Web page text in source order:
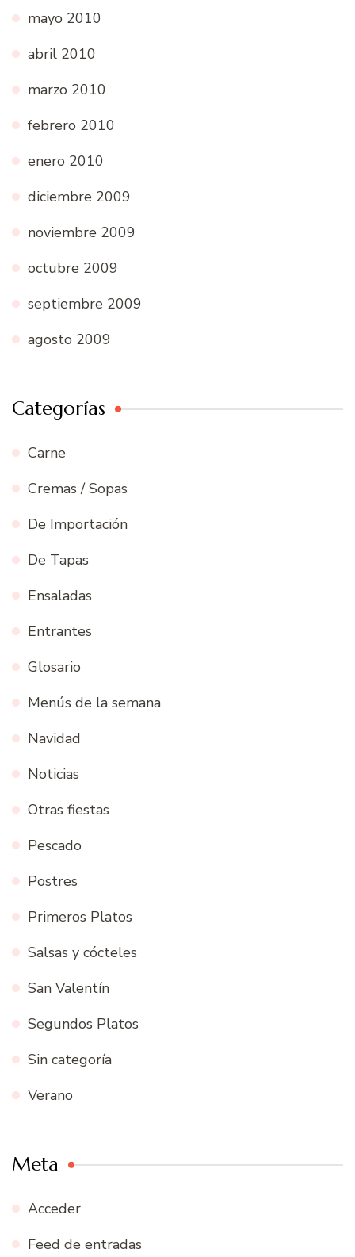
mayo 2010
abril 2010
marzo 2010
febrero 2010
enero 2010
diciembre 2009
noviembre 2009
octubre 2009
septiembre 2009
agosto 2009
Categorías
Carne
Cremas / Sopas
De Importación
De Tapas
Ensaladas
Entrantes
Glosario
Menús de la semana
Navidad
Noticias
Otras fiestas
Pescado
Postres
Primeros Platos
Salsas y cócteles
San Valentín
Segundos Platos
Sin categoría
Verano
Meta
Acceder
Feed de entradas